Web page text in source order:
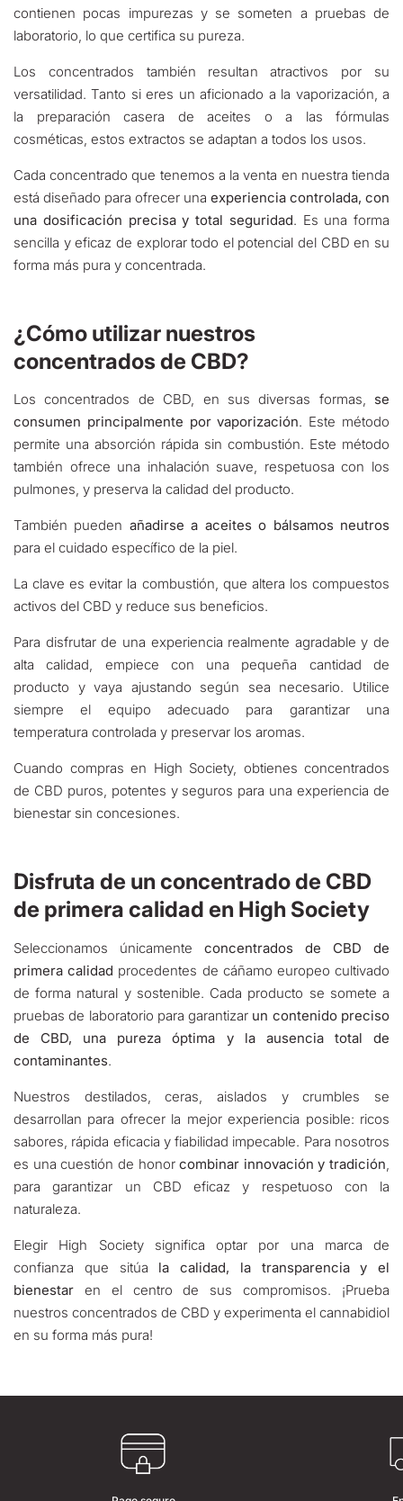
contienen pocas impurezas y se someten a pruebas de
laboratorio, lo que certifica su pureza.
Los concentrados también resultan atractivos por su
versatilidad. Tanto si eres un aficionado a la vaporización, a
la preparación casera de aceites o a las fórmulas
cosméticas, estos extractos se adaptan a todos los usos.
Cada concentrado que tenemos a la venta en nuestra tienda
está diseñado para ofrecer una experiencia controlada, con
una dosificación precisa y total seguridad. Es una forma
sencilla y eficaz de explorar todo el potencial del CBD en su
forma más pura y concentrada.
¿Cómo utilizar nuestros
concentrados de CBD?
Los concentrados de CBD, en sus diversas formas, se
consumen principalmente por vaporización. Este método
permite una absorción rápida sin combustión. Este método
también ofrece una inhalación suave, respetuosa con los
pulmones, y preserva la calidad del producto.
También pueden añadirse a aceites o bálsamos neutros
para el cuidado específico de la piel.
La clave es evitar la combustión, que altera los compuestos
activos del CBD y reduce sus beneficios.
Para disfrutar de una experiencia realmente agradable y de
alta calidad, empiece con una pequeña cantidad de
producto y vaya ajustando según sea necesario. Utilice
siempre el equipo adecuado para garantizar una
temperatura controlada y preservar los aromas.
Cuando compras en High Society, obtienes concentrados
de CBD puros, potentes y seguros para una experiencia de
bienestar sin concesiones.
Disfruta de un concentrado de CBD
de primera calidad en High Society
Seleccionamos únicamente concentrados de CBD de
primera calidad procedentes de cáñamo europeo cultivado
de forma natural y sostenible. Cada producto se somete a
pruebas de laboratorio para garantizar un contenido preciso
de CBD, una pureza óptima y la ausencia total de
contaminantes.
Nuestros destilados, ceras, aislados y crumbles se
desarrollan para ofrecer la mejor experiencia posible: ricos
sabores, rápida eficacia y fiabilidad impecable. Para nosotros
es una cuestión de honorcombinar innovación y tradición
para garantizar un CBD eficaz y respetuoso con la
naturaleza.
Elegir High Society significa optar por una marca de
confianza que sitúa la calidad, la transparencia y el
bienestar en el centro de sus compromisos. ¡Prueba
nuestros concentrados de CBD y experimenta el cannabidiol
en su forma más pura!